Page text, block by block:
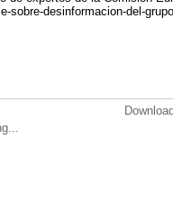
sobre-desinformacion-del-